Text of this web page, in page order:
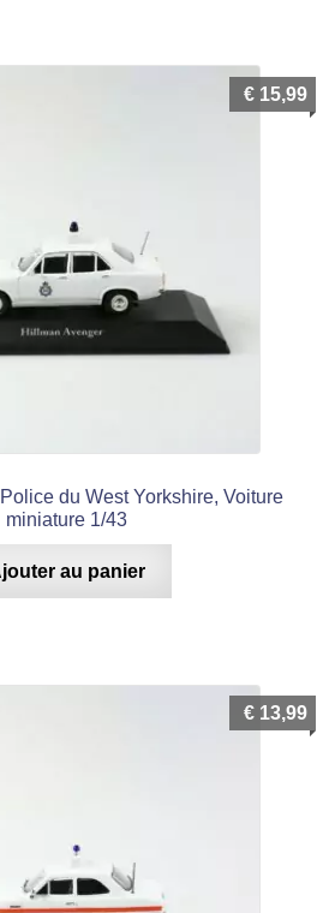
du West Yorkshire, Voiture
miniature 1/43
€ 15,99
au panier
€ 13,99